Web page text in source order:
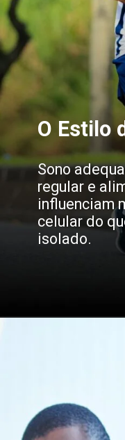
Sono
regular e
influenciam
celular do
isolado.
O Estilo